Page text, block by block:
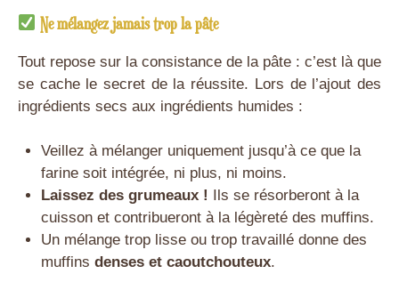
Ne mélangez jamais trop la pâte
Tout repose sur la consistance de la pâte : c’est là que
se cache le secret de la réussite. Lors de l’ajout des
ingrédients secs aux ingrédients humides :
Veillez à mélanger uniquement jusqu’à ce que la
farine soit intégrée, ni plus, ni moins.
Laissez des grumeaux ! Ils se résorberont à la
cuisson et contribueront à la légèreté des muffins.
Un mélange trop lisse ou trop travaillé donne des
muffins denses et caoutchouteux.